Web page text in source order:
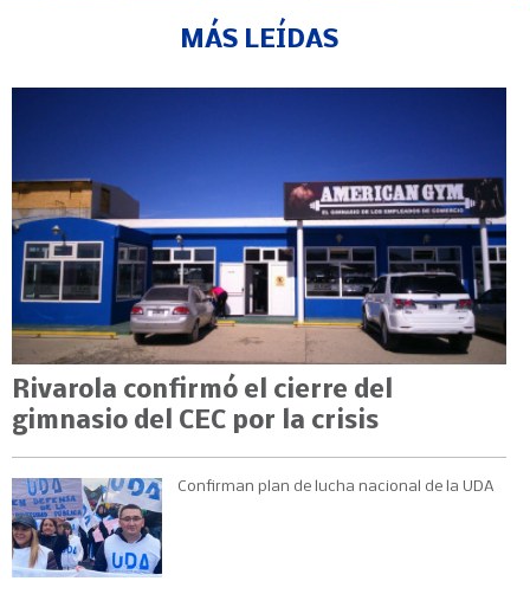
MÁS LEÍDAS
Rivarola confirmó el cierre del
gimnasio del CEC por la crisis
Confirman plan de lucha nacional de la UDA